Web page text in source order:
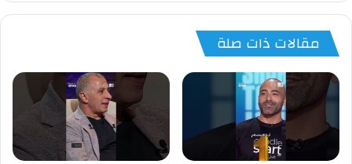
مقالات ذات صلة